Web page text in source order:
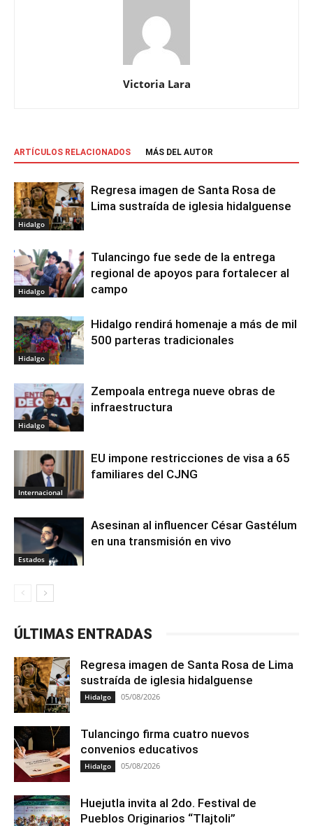
Victoria Lara
ARTÍCULOS RELACIONADOS MÁS DEL AUTOR
Hidalgo
Regresa imagen de Santa Rosa de
Lima sustraída de iglesia hidalguense
Hidalgo
Tulancingo fue sede de la entrega
regional de apoyos para fortalecer al
campo
Hidalgo
Hidalgo rendirá homenaje a más de mil
500 parteras tradicionales
Hidalgo
Zempoala entrega nueve obras de
infraestructura
Internacional
EU impone restricciones de visa a 65
familiares del CJNG
Estados
Asesinan al influencer César Gastélum
en una transmisión en vivo
ÚLTIMAS ENTRADAS
Regresa imagen de Santa Rosa de Lima
sustraída de iglesia hidalguense
Hidalgo 05/08/2026
Tulancingo firma cuatro nuevos
convenios educativos
Hidalgo 05/08/2026
Huejutla invita al 2do. Festival de
Pueblos Originarios “Tlajtoli”